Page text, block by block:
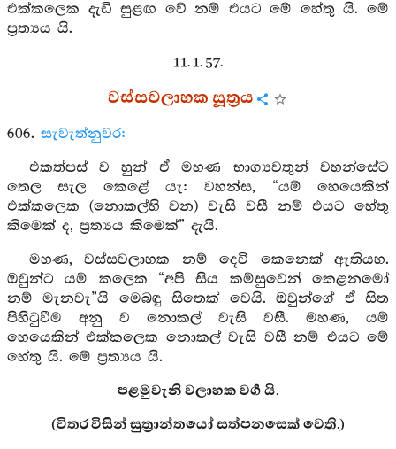
එක්කලෙක දැඩි සුළඟ වේ නම් එයට මේ හේතු යි. මේ
ප්‍රත්‍යය යි.
11. 1. 57.
වස්සවලාහක සූත්‍රය
606. සැවැත්නුවර:
එකත්පස් ව හුන් ඒ මහණ භාග්‍යවතුන් වහන්සේට
තෙල සැල කෙළේ යැ: වහන්ස, “යම් හෙයෙකින්
එක්කලෙක (නොකල්හි වන) වැසි වසී නම් එයට හේතු
කිමෙක් ද, ප්‍රත්‍යය කිමෙක්” දැයි.
මහණ, වස්සවලාහක නම් දෙවි කෙනෙක් ඇතියහ.
ඔවුන්ට යම් කලෙක “අපි සිය කම්සුවෙන් කෙළනමෝ
නම් මැනවැ”යි මෙබඳු සිතෙක් වෙයි. ඔවුන්ගේ ඒ සිත
පිහිටුවීම අනු ව නොකල් වැසි වසී. මහණ, යම්
හෙයෙකින් එක්කලෙක නොකල් වැසි වසී නම් එයට මේ
හේතු යි. මේ ප්‍රත්‍යය යි.
පළමුවැනි වලාහක වර්‍ග යි.
(විතර විසින් සුත්‍රාන්තයෝ සත්පනසෙක් වෙති.)